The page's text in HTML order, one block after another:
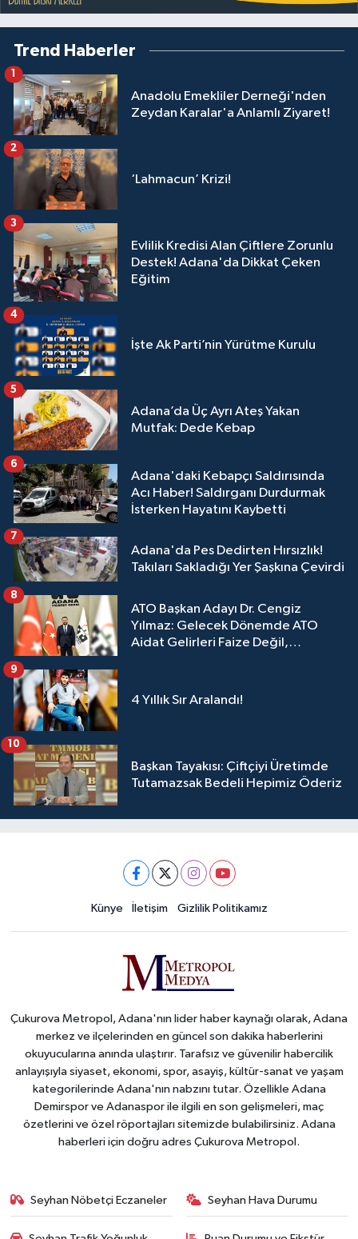
Trend Haberler
Anadolu Emekliler Derneği'nden
Zeydan Karalar'a Anlamlı Ziyaret!
1
‘Lahmacun’ Krizi!
2
Evlilik Kredisi Alan Çiftlere Zorunlu
Destek! Adana'da Dikkat Çeken
Eğitim
3
İşte Ak Parti’nin Yürütme Kurulu
4
Adana’da Üç Ayrı Ateş Yakan
Mutfak: Dede Kebap
5
Adana'daki Kebapçı Saldırısında
Acı Haber! Saldırganı Durdurmak
İsterken Hayatını Kaybetti
6
Adana'da Pes Dedirten Hırsızlık!
Takıları Sakladığı Yer Şaşkına Çevirdi
7
ATO Başkan Adayı Dr. Cengiz
Yılmaz: Gelecek Dönemde ATO
Aidat Gelirleri Faize Değil,
8
4 Yıllık Sır Aralandı!
9
Başkan Tayakısı: Çiftçiyi Üretimde
Tutamazsak Bedeli Hepimiz Öderiz
10
Künye İletişim Gizlilik Politikamız
Çukurova Metropol, Adana'nın lider haber kaynağı olarak, Adana
merkez ve ilçelerinden en güncel son dakika haberlerini
okuyucularına anında ulaştırır. Tarafsız ve güvenilir habercilik
anlayışıyla siyaset, ekonomi, spor, asayiş, kültür-sanat ve yaşam
kategorilerinde Adana'nın nabzını tutar. Özellikle Adana
Demirspor ve Adanaspor ile ilgili en son gelişmeleri, maç
özetlerini ve özel röportajları sitemizde bulabilirsiniz. Adana
haberleri için doğru adres Çukurova Metropol.
Seyhan Nöbetçi Eczaneler Seyhan Hava Durumu